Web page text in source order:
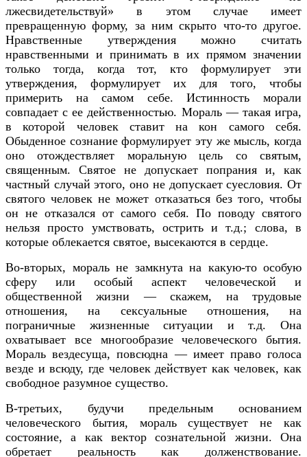
лжесвидетельствуй» в этом случае имеет
превращенную форму, за ним скрыто что-то другое.
Нравственные утверждения можно считать
нравственными и принимать в их прямом значении
только тогда, когда тот, кто формулирует эти
утверждения, формулирует их для того, чтобы
примерить на самом себе. Истинность морали
совпадает с ее действенностью. Мораль — такая игра,
в которой человек ставит на кон самого себя.
Обыденное сознание формулирует эту же мысль, когда
оно отождествляет моральную цель со святым,
священным. Святое не допускает попрания и, как
частный случай этого, оно не допускает суесловия. От
святого человек не может отказаться без того, чтобы
он не отказался от самого себя. По поводу святого
нельзя просто умствовать, острить и т.д.; слова, в
которые облекается святое, высекаются в сердце.
Во-вторых, мораль не замкнута на какую-то особую
сферу или особый аспект человеческой и
общественной жизни — скажем, на трудовые
отношения, на сексуальные отношения, на
пограничные жизненные ситуации и т.д. Она
охватывает все многообразие человеческого бытия.
Мораль вездесуща, повсюдна — имеет право голоса
везде и всюду, где человек действует как человек, как
свободное разумное существо.
В-третьих, будучи предельным основанием
человеческого бытия, мораль существует не как
состояние, а как вектор сознательной жизни. Она
обретает реальность как долженствование.